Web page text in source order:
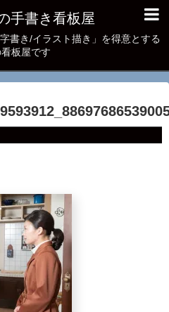
手書き看板屋
書き/イラスト描き」を得意とする
板屋です